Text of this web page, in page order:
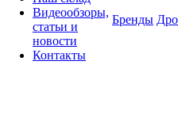
Видеообзоры,
статьи и
новости
Контакты
Бренды